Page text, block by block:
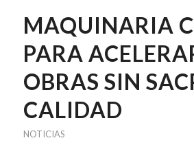
MAQUINARIA
PARA
OBRAS SIN
CALIDAD
NOTICIAS